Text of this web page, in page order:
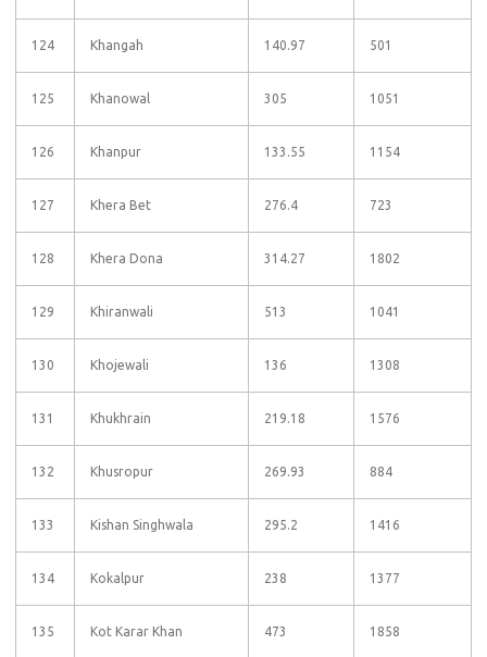
124 Khangah 140.97 501
125 Khanowal 305 1051
126 Khanpur 133.55 1154
127 Khera Bet 276.4 723
128 Khera Dona 314.27 1802
129 Khiranwali 513 1041
130 Khojewali 136 1308
131 Khukhrain 219.18 1576
132 Khusropur 269.93 884
133 Kishan Singhwala 295.2 1416
134 Kokalpur 238 1377
135 Kot Karar Khan 473 1858